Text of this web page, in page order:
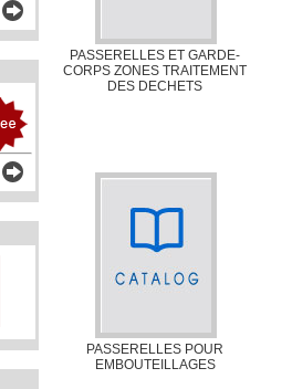
PASSERELLES ET GARDE-
CORPS ZONES TRAITEMENT
DES DECHETS
PASSERELLES POUR
EMBOUTEILLAGES